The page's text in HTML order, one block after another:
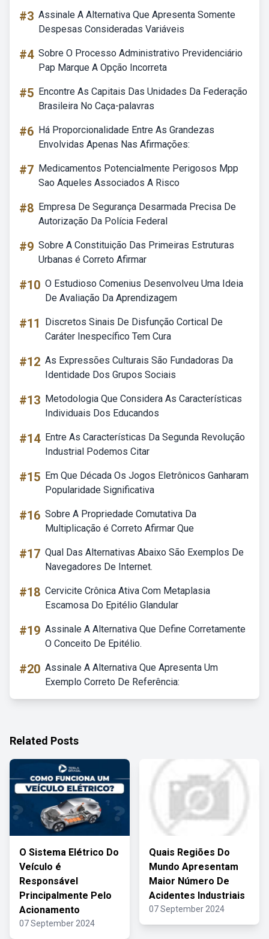
#3 Assinale A Alternativa Que Apresenta Somente
Despesas Consideradas Variáveis
#4 Sobre O Processo Administrativo Previdenciário
Pap Marque A Opção Incorreta
#5 Encontre As Capitais Das Unidades Da Federação
Brasileira No Caça-palavras
#6 Há Proporcionalidade Entre As Grandezas
Envolvidas Apenas Nas Afirmações:
#7 Medicamentos Potencialmente Perigosos Mpp
Sao Aqueles Associados A Risco
#8 Empresa De Segurança Desarmada Precisa De
Autorização Da Polícia Federal
#9 Sobre A Constituição Das Primeiras Estruturas
Urbanas é Correto Afirmar
#10 O Estudioso Comenius Desenvolveu Uma Ideia
De Avaliação Da Aprendizagem
#11
Discretos Sinais De Disfunção Cortical De
Caráter Inespecífico Tem Cura
#12 As Expressões Culturais São Fundadoras Da
Identidade Dos Grupos Sociais
#13 Metodologia Que Considera As Características
Individuais Dos Educandos
#14 Entre As Características Da Segunda Revolução
Industrial Podemos Citar
#15 Em Que Década Os Jogos Eletrônicos Ganharam
Popularidade Significativa
#16 Sobre A Propriedade Comutativa Da
Multiplicação é Correto Afirmar Que
#17 Qual Das Alternativas Abaixo São Exemplos De
Navegadores De Internet.
#18 Cervicite Crônica Ativa Com Metaplasia
Escamosa Do Epitélio Glandular
#19 Assinale A Alternativa Que Define Corretamente
O Conceito De Epitélio.
#20 Assinale A Alternativa Que Apresenta Um
Exemplo Correto De Referência:
Related Posts
O Sistema Elétrico Do
Veículo é
Responsável
Principalmente Pelo
Acionamento
07 September 2024
Quais Regiões Do
Mundo Apresentam
Maior Número De
Acidentes Industriais
07 September 2024